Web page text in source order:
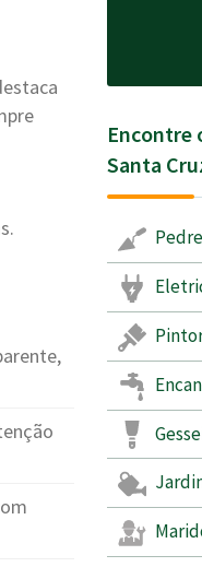
Encontre
Santa